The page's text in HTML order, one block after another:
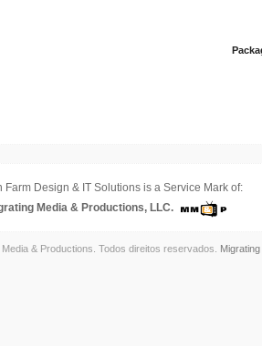
Farm Design & IT Solutions is a Service Mark of:
Media & Productions, LLC.
& Productions. Todos direitos reservados.